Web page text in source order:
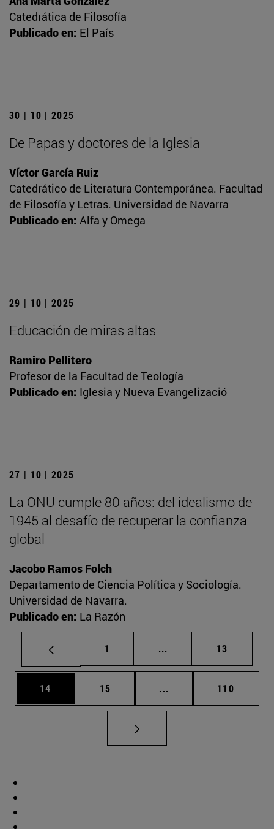
Catedrática de Filosofía
Publicado en: El País
30 | 10 | 2025
De Papas y doctores de la Iglesia
Víctor García Ruiz
Catedrático de Literatura Contemporánea. Facultad
de Filosofía y Letras. Universidad de Navarra
Publicado en: Alfa y Omega
29 | 10 | 2025
Educación de miras altas
Ramiro Pellitero
Profesor de la Facultad de Teología
Publicado en: Iglesia y Nueva Evangelizació
27 | 10 | 2025
La ONU cumple 80 años: del idealismo de
1945 al desafío de recuperar la confianza
global
Jacobo Ramos Folch
Departamento de Ciencia Política y Sociología.
Universidad de Navarra.
Publicado en: La Razón
Página
1 ... Páginas intermedias
Página
13
Página
14 Página
15 ... Páginas intermedias
Página
110